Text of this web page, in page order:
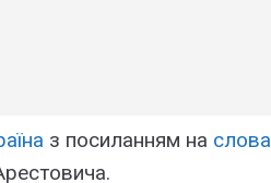
з посиланням на слова